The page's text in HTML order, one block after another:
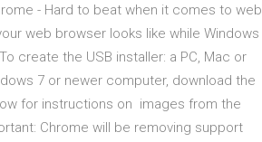
- Hard to beat when it comes to web
web browser looks like while Windows
create the USB installer: a PC, Mac or
7 or newer computer, download the
for instructions on images from the
Chrome will be removing support